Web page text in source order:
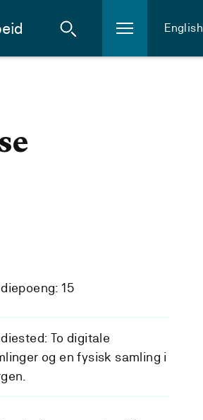
English
15
To digitale
og en fysisk samling i